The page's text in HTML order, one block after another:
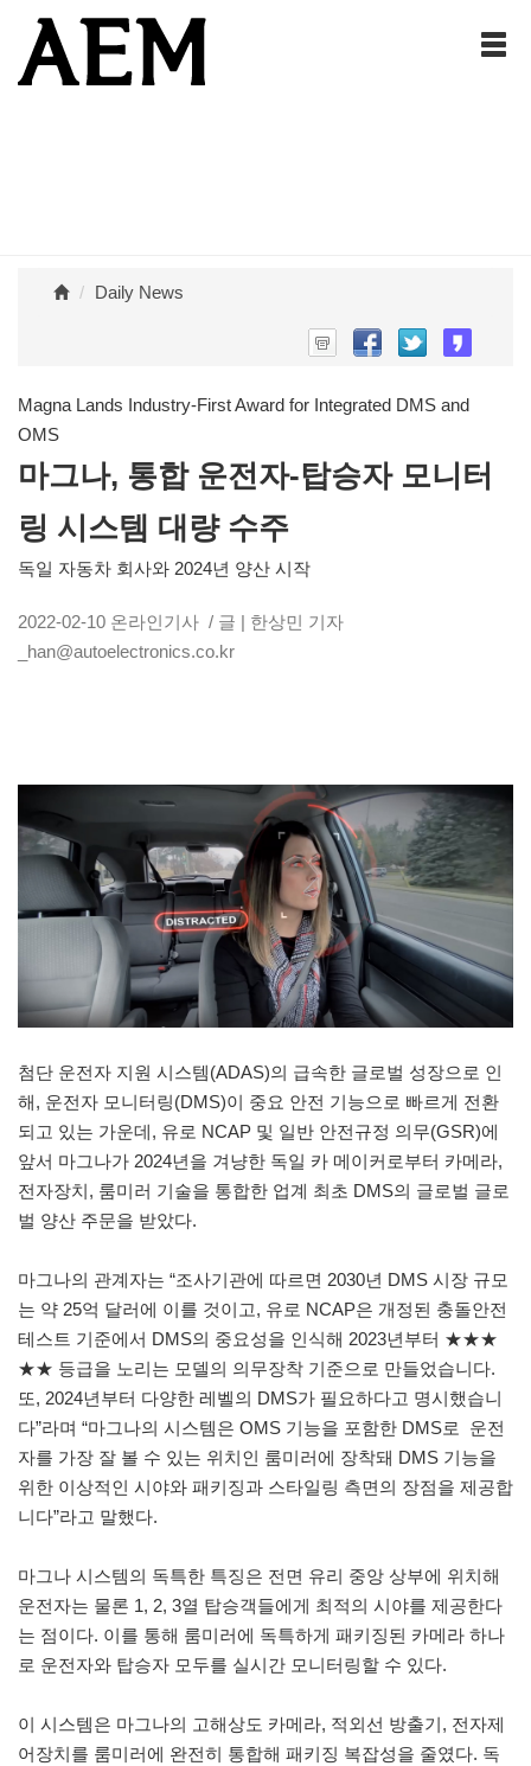
Daily News
Magna Lands Industry-First Award for Integrated DMS and
OMS
마그나, 통합 운전자-탑승자 모니터
링 시스템 대량 수주
독일 자동차 회사와 2024년 양산 시작
2022-02-10 온라인기사 / 글 | 한상민 기자
_han@autoelectronics.co.kr
첨단 운전자 지원 시스템(ADAS)의 급속한 글로벌 성장으로 인
해, 운전자 모니터링(DMS)이 중요 안전 기능으로 빠르게 전환
되고 있는 가운데, 유로 NCAP 및 일반 안전규정 의무(GSR)에
앞서 마그나가 2024년을 겨냥한 독일 카 메이커로부터 카메라,
전자장치, 룸미러 기술을 통합한 업계 최초 DMS의 글로벌 글로
벌 양산 주문을 받았다.
마그나의 관계자는 “조사기관에 따르면 2030년 DMS 시장 규모
는 약 25억 달러에 이를 것이고, 유로 NCAP은 개정된 충돌안전
테스트 기준에서 DMS의 중요성을 인식해 2023년부터 ★★★
★★ 등급을 노리는 모델의 의무장착 기준으로 만들었습니다.
또, 2024년부터 다양한 레벨의 DMS가 필요하다고 명시했습니
다”라며 “마그나의 시스템은 OMS 기능을 포함한 DMS로 운전
자를 가장 잘 볼 수 있는 위치인 룸미러에 장착돼 DMS 기능을
위한 이상적인 시야와 패키징과 스타일링 측면의 장점을 제공합
니다”라고 말했다.
마그나 시스템의 독특한 특징은 전면 유리 중앙 상부에 위치해
운전자는 물론 1, 2, 3열 탑승객들에게 최적의 시야를 제공한다
는 점이다. 이를 통해 룸미러에 독특하게 패키징된 카메라 하나
로 운전자와 탑승자 모두를 실시간 모니터링할 수 있다.
이 시스템은 마그나의 고해상도 카메라, 적외선 방출기, 전자제
어장치를 룸미러에 완전히 통합해 패키징 복잡성을 줄였다. 독